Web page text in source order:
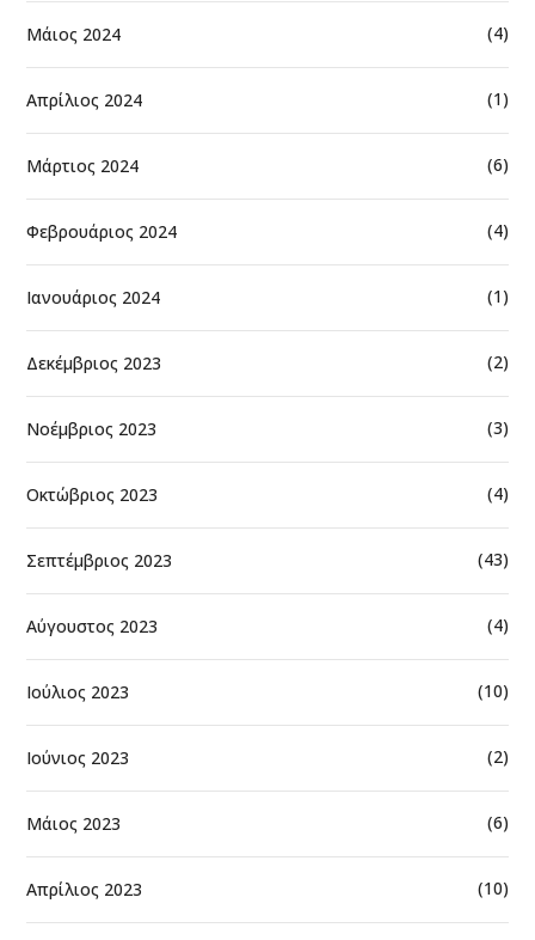
Μάιος 2024 (4)
Απρίλιος 2024 (1)
Μάρτιος 2024 (6)
Φεβρουάριος 2024 (4)
Ιανουάριος 2024 (1)
Δεκέμβριος 2023 (2)
Νοέμβριος 2023 (3)
Οκτώβριος 2023 (4)
Σεπτέμβριος 2023 (43)
Αύγουστος 2023 (4)
Ιούλιος 2023 (10)
Ιούνιος 2023 (2)
Μάιος 2023 (6)
Απρίλιος 2023 (10)